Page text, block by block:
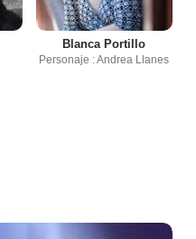
Blanca Portillo
Personaje : Andrea Llanes